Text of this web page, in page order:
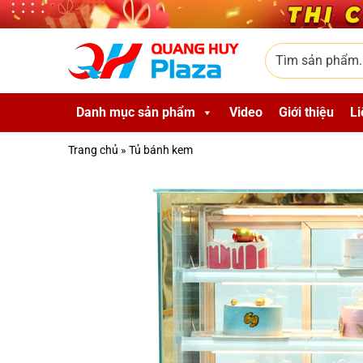
Skip to main content
Tìm sản phẩm
Danh mục sản phẩm Video Giới thiệu
Trang chủ » Tủ bánh kem